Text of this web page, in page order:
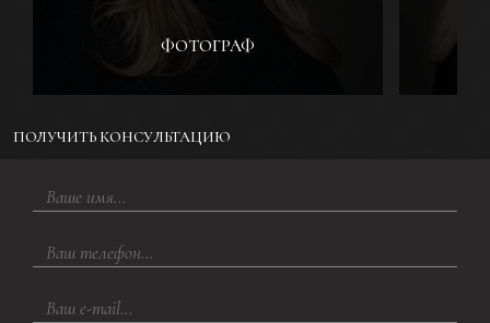
ФОТОГРАФ
ПОЛУЧИТЬ КОНСУЛЬТАЦИЮ